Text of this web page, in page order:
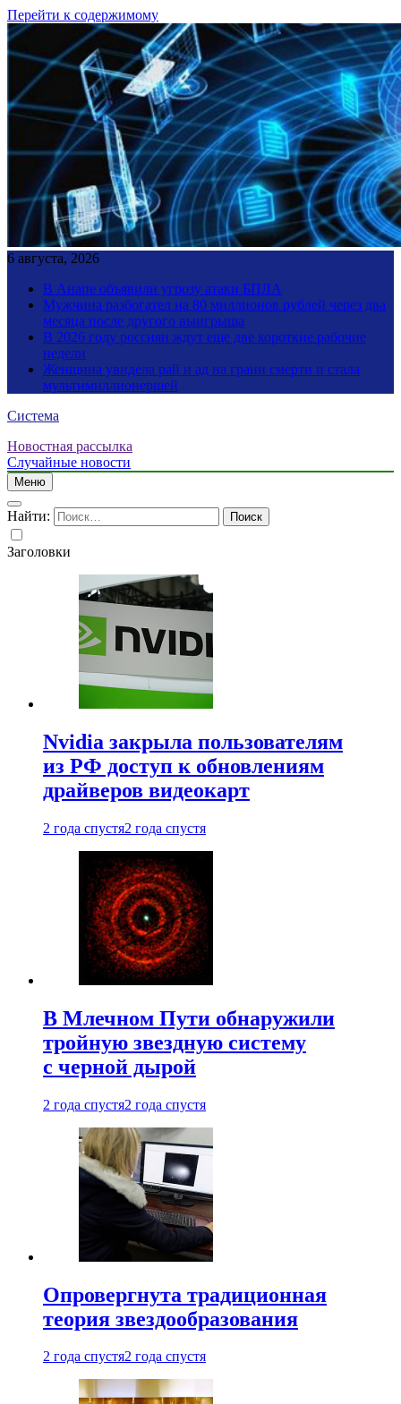
Перейти к содержимому
6 августа, 2026
В Анапе объявили угрозу атаки БПЛА
Мужчина разбогател на 80 миллионов рублей через два
месяца после другого выигрыша
В 2026 году россиян ждут еще две короткие рабочие
недели
Женщина увидела рай и ад на грани смерти и стала
мультимиллионершей
Система
Новостная рассылка
Случайные новости
Меню
Найти:
Заголовки
Nvidia закрыла пользователям
из РФ доступ к обновлениям
драйверов видеокарт
2 года спустя2 года спустя
В Млечном Пути обнаружили
тройную звездную систему
с черной дырой
2 года спустя2 года спустя
Опровергнута традиционная
теория звездообразования
2 года спустя2 года спустя